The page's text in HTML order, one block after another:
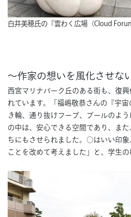
白井美穂氏の『雲わく広場（Cloud
〜作家の想いを風化させな
西宮マリナパーク丘のある街も、復
れています。「福嶋敬恭さんの『宇
き輪、通り抜けフープ、プールのよ
の中は、安心できる空間であり、ま
ちにもさせられました。○はいい印
ことを改めて考えました」と、学生の